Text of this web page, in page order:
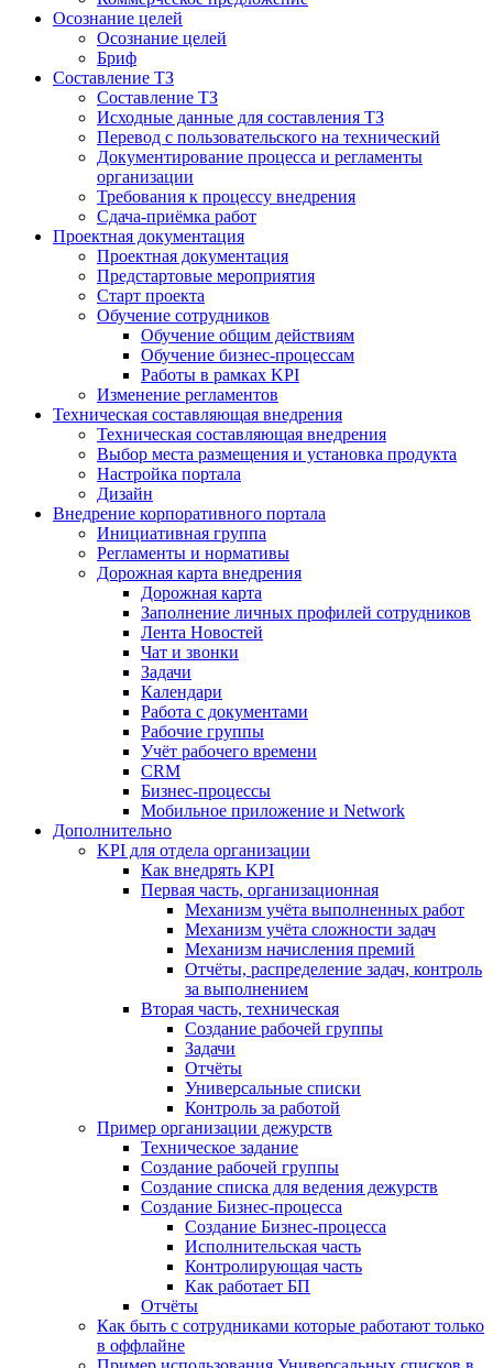
Осознание целей
Осознание целей
Бриф
Составление ТЗ
Составление ТЗ
Исходные данные для составления ТЗ
Перевод с пользовательского на технический
Документирование процесса и регламенты
организации
Требования к процессу внедрения
Сдача-приёмка работ
Проектная документация
Проектная документация
Предстартовые мероприятия
Старт проекта
Обучение сотрудников
Обучение общим действиям
Обучение бизнес-процессам
Работы в рамках KPI
Изменение регламентов
Техническая составляющая внедрения
Техническая составляющая внедрения
Выбор места размещения и установка продукта
Настройка портала
Дизайн
Внедрение корпоративного портала
Инициативная группа
Регламенты и нормативы
Дорожная карта внедрения
Дорожная карта
Заполнение личных профилей сотрудников
Лента Новостей
Чат и звонки
Задачи
Календари
Работа с документами
Рабочие группы
Учёт рабочего времени
CRM
Бизнес-процессы
Мобильное приложение и Network
Дополнительно
KPI для отдела организации
Как внедрять KPI
Первая часть, организационная
Механизм учёта выполненных работ
Механизм учёта сложности задач
Механизм начисления премий
Отчёты, распределение задач, контроль
за выполнением
Вторая часть, техническая
Создание рабочей группы
Задачи
Отчёты
Универсальные списки
Контроль за работой
Пример организации дежурств
Техническое задание
Создание рабочей группы
Создание списка для ведения дежурств
Создание Бизнес-процесса
Создание Бизнес-процесса
Исполнительская часть
Контролирующая часть
Как работает БП
Отчёты
Как быть с сотрудниками которые работают только
в оффлайне